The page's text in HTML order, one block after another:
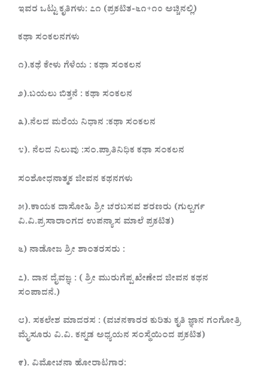
ಇವರ ಒಟ್ಟು ಕೃತಿಗಳು: ೭೧ (ಪ್ರಕಟಿತ-೬೧+೧೦ ಅಚ್ಚಿನಲ್ಲಿ)
ಕಥಾ ಸಂಕಲನಗಳು
೧).ಕಥೆ ಕೇಳು ಗೆಳೆಯ : ಕಥಾ ಸಂಕಲನ
೨).ಬಯಲು ಬಿತ್ತನೆ : ಕಥಾ ಸಂಕಲನ
೩).ನೆಲದ ಮರೆಯ ನಿಧಾನ :ಕಥಾ ಸಂಕಲನ
೪). ನೆಲದ ನಿಲುವು :ಸಂ.ಪ್ರಾತಿನಿಧಿಕ ಕಥಾ ಸಂಕಲನ
ಸಂಶೋಧನಾತ್ಮಕ ಜೀವನ ಕಥನಗಳು
೫).ಕಾಯಕ ದಾಸೋಹಿ ಶ್ರೀ ಚರಬಸವ ಶರಣರು (ಗುಲ್ಬರ್ಗ
ವಿ.ವಿ.ಪ್ರಸಾರಾಂಗದ ಉಪನ್ಯಾಸ ಮಾಲೆ ಪ್ರಕಟಿತ)
೬) ನಾಡೋಜ ಶ್ರೀ ಶಾಂತರಸರು :
೭). ದಾನ ದೈವಜ್ಞ : ( ಶ್ರೀ ಮುರುಗೆಪ್ಪ ಖೇಣೇದ ಜೀವನ ಕಥನ
ಸಂಪಾದನೆ.)
೮). ಸಕಲೇಶ ಮಾದರಸ : (ವಚನಕಾರರ ಕುರಿತು ಕೃತಿ ಜ್ಞಾನ ಗಂಗೋತ್ರಿ
ಮೈಸೂರು ವಿ.ವಿ. ಕನ್ನಡ ಅಧ್ಯಯನ ಸಂಸ್ಥೆಯಿಂದ ಪ್ರಕಟಿತ)